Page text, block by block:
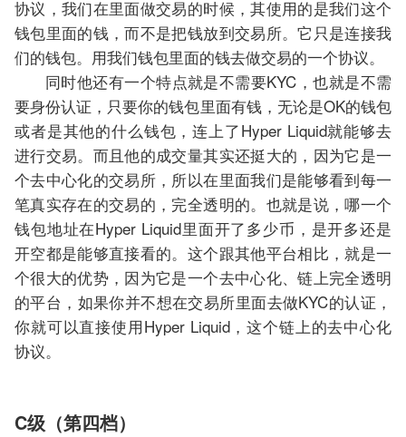
协议，我们在里面做交易的时候，其使用的是我们这个
钱包里面的钱，而不是把钱放到交易所。它只是连接我
们的钱包。用我们钱包里面的钱去做交易的一个协议。
同时他还有一个特点就是不需要KYC，也就是不需
要身份认证，只要你的钱包里面有钱，无论是OK的钱包
或者是其他的什么钱包，连上了Hyper Liquid就能够去
进行交易。而且他的成交量其实还挺大的，因为它是一
个去中心化的交易所，所以在里面我们是能够看到每一
笔真实存在的交易的，完全透明的。也就是说，哪一个
钱包地址在Hyper Liquid里面开了多少币，是开多还是
开空都是能够直接看的。这个跟其他平台相比，就是一
个很大的优势，因为它是一个去中心化、链上完全透明
的平台，如果你并不想在交易所里面去做KYC的认证，
你就可以直接使用Hyper Liquid，这个链上的去中心化
协议。
C级（第四档）